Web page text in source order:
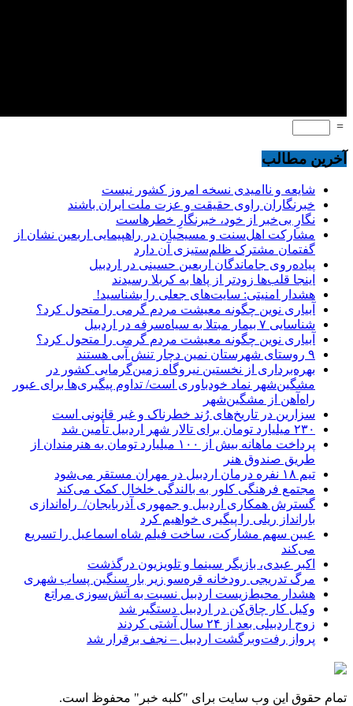
=
آخرین مطالب
شایعه و ناامیدی نسخه امروز کشور نیست
خبرنگاران راوی حقیقت و عزت ملت ایران باشند
نگارِ بی‌خبر از خود، خبرنگارِ خطرهاست
مشارکت اهل‌سنت و مسیحیان در راهپیمایی اربعین نشان از
گفتمان مشترک ظلم‌ستیزی آن دارد
پیاده‌روی جاماندگان اربعین حسینی در اردبیل
اینجا قلب‌ها زودتر از پاها به کربلا رسیدند
هشدار امنیتی: سایت‌های جعلی را بشناسید!
آبیاری نوین چگونه معیشت مردم گرمی را متحول کرد؟
شناسایی ۷ بیمار مبتلا به سیاه‌سرفه در اردبیل
آبیاری نوین چگونه معیشت مردم گرمی را متحول کرد؟
۹ روستای شهرستان نمین دچار تنش آبی هستند
بهره‌برداری از نخستین نیروگاه زمین‌گرمایی کشور در
مشگین‌شهر نماد خودباوری است/ تداوم پیگیری‌ها برای عبور
راه‌آهن از مشگین‌شهر
سزارین در تاریخ‌های رُند خطرناک و غیر قانونی است
۲۳۰ میلیارد تومان برای تالار شهر اردبیل تأمین شد
پرداخت ماهانه بیش از ۱۰۰ میلیارد تومان به هنرمندان از
طریق صندوق هنر
تیم ۱۸ نفره درمان اردبیل در مهران مستقر می‌شود
مجتمع فرهنگی کلور به بالندگی خلخال کمک می‌کند
گسترش همکاری اردبیل و جمهوری آذربایجان/ راه‌اندازی
بارانداز ریلی را پیگیری خواهیم کرد
عیین سهم مشارکت، ساخت فیلم شاه‌ اسماعیل را تسریع
می‌کند
اکبر عبدی، بازیگر سینما و تلویزیون درگذشت
مرگ تدریجی رودخانه قره‌سو زیر بار سنگین پساب شهری
هشدار محیط‌زیست اردبیل نسبت به آتش‌سوزی مراتع
وکیل کار چاق‌کن در اردبیل دستگیر شد
زوج اردبیلی بعد از ۲۴ سال آشتی کردند
پرواز رفت‌وبرگشت اردبیل – نجف برقرار شد
تمام حقوق این وب سایت برای "کلبه خبر" محفوظ است.